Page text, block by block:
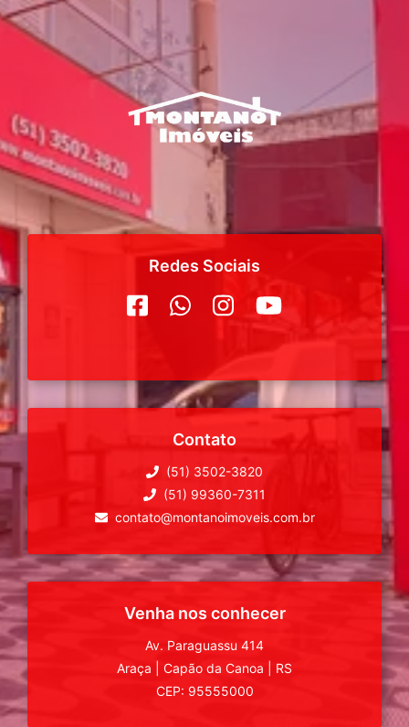
Redes Sociais
Contato
(51) 3502-3820
(51) 99360-7311
contato@montanoimoveis.com.br
Venha nos conhecer
Av. Paraguassu 414
Araça
Capão da Canoa
RS
CEP: 95555000